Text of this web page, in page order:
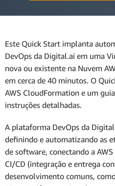
Este Quick Start implanta
DevOps da Digital.ai em uma
nova ou existente na Nuvem
em cerca de 40 minutos. O
AWS CloudFormation e um
instruções detalhadas.
A plataforma DevOps da
definindo e automatizando as
de software, conectando a
CI/CD (integração e entrega
desenvolvimento comuns,